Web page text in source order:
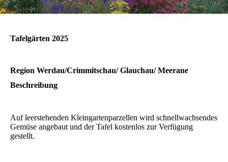
Tafelgärten 2025
Region Werdau/Crimmitschau/ Glauchau/ Meerane
Beschreibung
Auf leerstehenden Kleingartenparzellen wird schnellwachsendes
Gemüse angebaut und der Tafel kostenlos zur Verfügung
gestellt.